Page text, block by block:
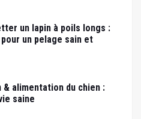
un lapin à poils longs :
un pelage sain et
& alimentation du chien :
saine